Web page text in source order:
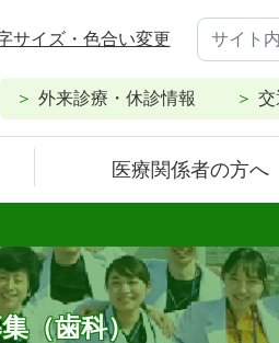
サイズ・色合い変更
外来診療・休診情報 交
医療関係者の方へ
（歯科）